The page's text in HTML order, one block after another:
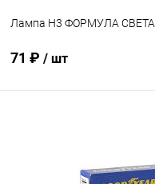
Лампа Н3 ФОРМУЛА СВЕТА
71 ₽ / шт
Купить в 1 клик